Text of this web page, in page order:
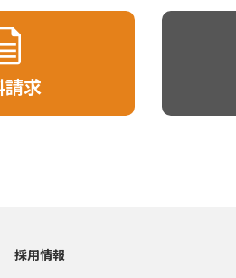
請求
採用情報